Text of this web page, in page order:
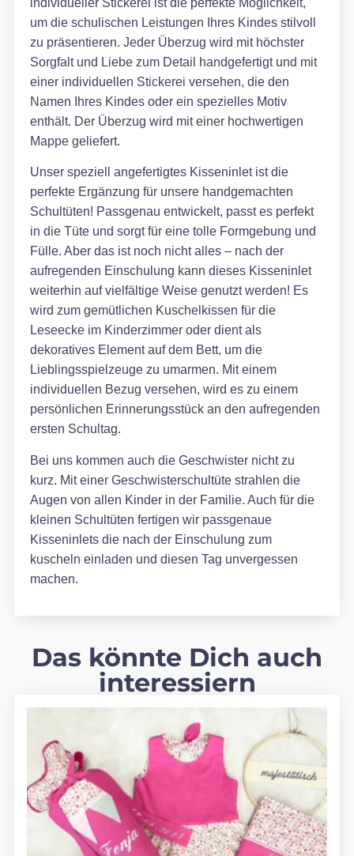
individueller Stickerei ist die perfekte Möglichkeit,
um die schulischen Leistungen Ihres Kindes stilvoll
zu präsentieren. Jeder Überzug wird mit höchster
Sorgfalt und Liebe zum Detail handgefertigt und mit
einer individuellen Stickerei versehen, die den
Namen Ihres Kindes oder ein spezielles Motiv
enthält. Der Überzug wird mit einer hochwertigen
Mappe geliefert.
Unser speziell angefertigtes Kisseninlet ist die
perfekte Ergänzung für unsere handgemachten
Schultüten! Passgenau entwickelt, passt es perfekt
in die Tüte und sorgt für eine tolle Formgebung und
Fülle. Aber das ist noch nicht alles – nach der
aufregenden Einschulung kann dieses Kisseninlet
weiterhin auf vielfältige Weise genutzt werden! Es
wird zum gemütlichen Kuschelkissen für die
Leseecke im Kinderzimmer oder dient als
dekoratives Element auf dem Bett, um die
Lieblingsspielzeuge zu umarmen. Mit einem
individuellen Bezug versehen, wird es zu einem
persönlichen Erinnerungsstück an den aufregenden
ersten Schultag.
Bei uns kommen auch die Geschwister nicht zu
kurz. Mit einer Geschwisterschultüte strahlen die
Augen von allen Kinder in der Familie. Auch für die
kleinen Schultüten fertigen wir passgenaue
Kisseninlets die nach der Einschulung zum
kuscheln einladen und diesen Tag unvergessen
machen.
Das könnte Dich auch
interessiern